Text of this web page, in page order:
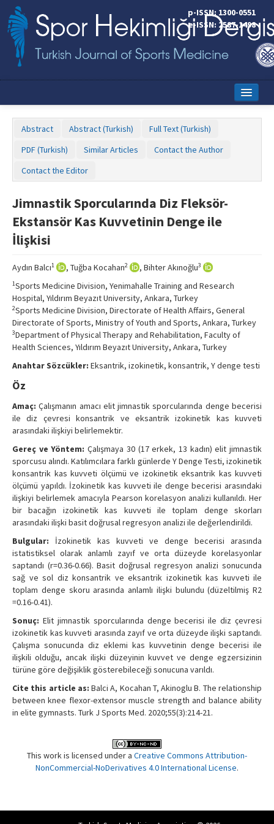
p-ISSN: 1300-0551
e-ISSN: 2587-1498
Editorial Board
Instructions to Authors
Copyright Transfer Form
Contact Us
Abstract Abstract (Turkish)
Full Text (Turkish)
PDF (Turkish)
Similar Articles
Contact the Author
Contact the Editor
Jimnastik Sporcularında Diz Fleksör-
Ekstansör Kas Kuvvetinin Denge ile
İlişkisi
Aydın Balcı1 , Tuğba Kocahan2 , Bihter Akınoğlu3
1Sports Medicine Division, Yenimahalle Training and Research
Hospital, Yıldırım Beyazıt University, Ankara, Turkey
2Sports Medicine Division, Directorate of Health Affairs, General
Directorate of Sports, Ministry of Youth and Sports, Ankara, Turkey
3Department of Physical Therapy and Rehabilitation, Faculty of
Health Sciences, Yıldırım Beyazıt University, Ankara, Turkey
Anahtar Sözcükler: Eksantrik, izokinetik, konsantrik, Y denge testi
Öz
Amaç: Çalışmanın amacı elit jimnastik sporcularında denge becerisi
ile diz çevresi konsantrik ve eksantrik izokinetik kas kuvveti
arasındaki ilişkiyi belirlemektir.
Gereç ve Yöntem: Çalışmaya 30 (17 erkek, 13 kadın) elit jimnastik
sporcusu alındı. Katılımcılara farklı günlerde Y Denge Testi, izokinetik
konsantrik kas kuvveti ölçümü ve izokinetik eksantrik kas kuvveti
ölçümü yapıldı. İzokinetik kas kuvveti ile denge becerisi arasındaki
ilişkiyi belirlemek amacıyla Pearson korelasyon analizi kullanıldı. Her
bir bacağın izokinetik kas kuvveti ile toplam denge skorları
arasındaki ilişki basit doğrusal regresyon analizi ile değerlendirildi.
Bulgular: İzokinetik kas kuvveti ve denge becerisi arasında
istatistiksel olarak anlamlı zayıf ve orta düzeyde korelasyonlar
saptandı (r=0.36-0.66). Basit doğrusal regresyon analizi sonucunda
sağ ve sol diz konsantrik ve eksantrik izokinetik kas kuvveti ile
toplam denge skoru arasında anlamlı ilişki bulundu (düzeltilmiş R2
=0.16-0.41).
Sonuç: Elit jimnastik sporcularında denge becerisi ile diz çevresi
izokinetik kas kuvveti arasında zayıf ve orta düzeyde ilişki saptandı.
Çalışma sonucunda diz eklemi kas kuvvetinin denge becerisi ile
ilişkili olduğu, ancak ilişki düzeyinin kuvvet ve denge egzersizinin
türüne göre değişiklik gösterebileceği sonucuna varıldı.
Cite this article as: Balci A, Kocahan T, Akinoglu B. The relationship
between knee flexor-extensor muscle strength and balance ability
in elite gymnasts. Turk J Sports Med. 2020;55(3):214-21.
This work is licensed under a Creative Commons Attribution-
NonCommercial-NoDerivatives 4.0 International License.